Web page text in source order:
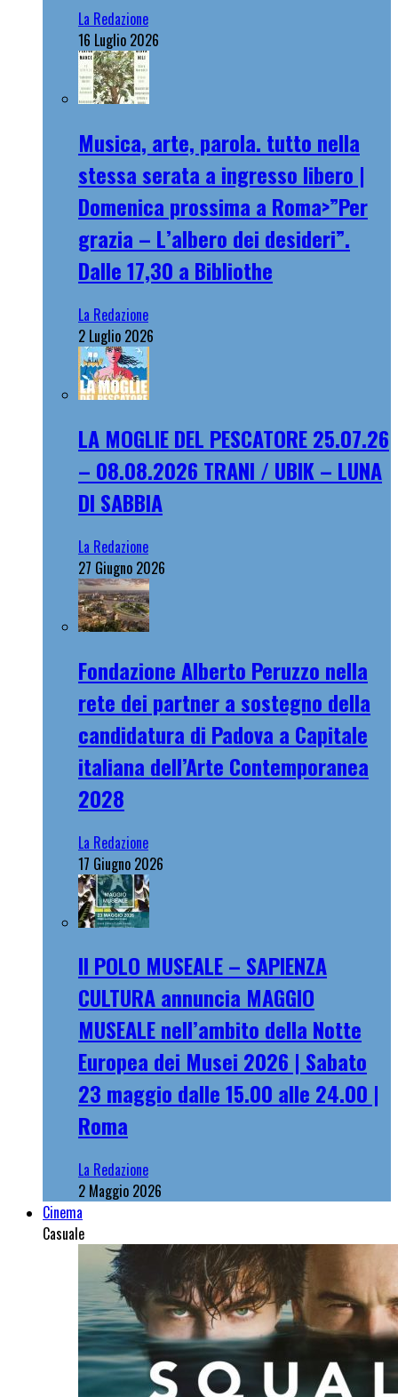
La Redazione
16 Luglio 2026
Musica, arte, parola. tutto nella
stessa serata a ingresso libero |
Domenica prossima a Roma>”Per
grazia – L’albero dei desideri”.
Dalle 17,30 a Bibliothe
La Redazione
2 Luglio 2026
LA MOGLIE DEL PESCATORE 25.07.26
– 08.08.2026 TRANI / UBIK – LUNA
DI SABBIA
La Redazione
27 Giugno 2026
Fondazione Alberto Peruzzo nella
rete dei partner a sostegno della
candidatura di Padova a Capitale
italiana dell’Arte Contemporanea
2028
La Redazione
17 Giugno 2026
Il POLO MUSEALE – SAPIENZA
CULTURA annuncia MAGGIO
MUSEALE nell’ambito della Notte
Europea dei Musei 2026 | Sabato
23 maggio dalle 15.00 alle 24.00 |
Roma
La Redazione
2 Maggio 2026
Cinema
Casuale